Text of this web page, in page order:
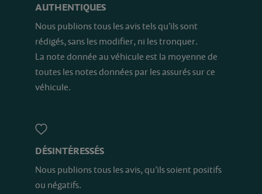
AUTHENTIQUES
Nous publions tous les avis tels qu’ils sont
rédigés, sans les modifier, ni les tronquer.
La note donnée au véhicule est la moyenne de
toutes les notes données par les assurés sur ce
véhicule.
DÉSINTÉRESSÉS
Nous publions tous les avis, qu’ils soient positifs
ou négatifs.